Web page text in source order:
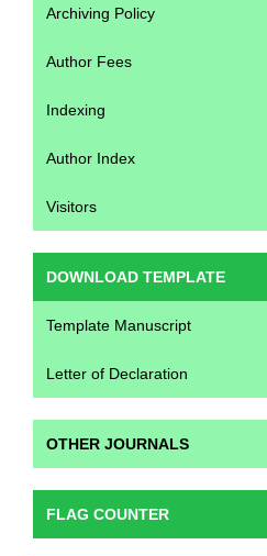
Archiving Policy
Author Fees
Indexing
Author Index
Visitors
DOWNLOAD TEMPLATE
Template Manuscript
Letter of Declaration
OTHER JOURNALS
FLAG COUNTER